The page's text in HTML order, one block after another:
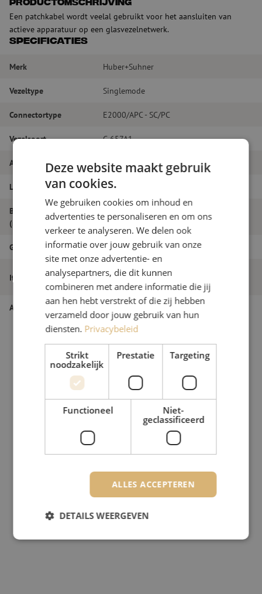
Productomschrijving
Een patchkabel wordt veelal gebruikt voor het aansluiten van
actieve apparatuur op een glasvezelnetwerk.
Specificaties
Merk Huber+Suhner
Vezeltype Singlemode
Connectortype E2000/APC - SC/PC
Vezelsoort G.657A1
Aantal vezels Simplex
Lengte 13m
Buitendiameter
(mm)
2.0
Grade B
Itemnaam
Patchkabel simplex SM, E2000/APC-
SC/PC, 2.0mm, 13m
Artikelnummer M20000409
Deze website maakt gebruik
van cookies.
We gebruiken cookies om inhoud en
advertenties te personaliseren en om ons
verkeer te analyseren. We delen ook
informatie over jouw gebruik van onze
site met onze advertentie- en
analysepartners, die dit kunnen
combineren met andere informatie die jij
aan hen hebt verstrekt of die zij hebben
verzameld door jouw gebruik van hun
diensten. Privacybeleid
Strikt
noodzakelijk
Prestatie Targeting
Functioneel
Niet-
geclassificeerd
ALLES ACCEPTEREN
DETAILS WEERGEVEN